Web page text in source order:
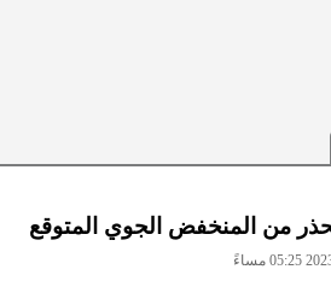
من المنخفض الجوي المتوقع